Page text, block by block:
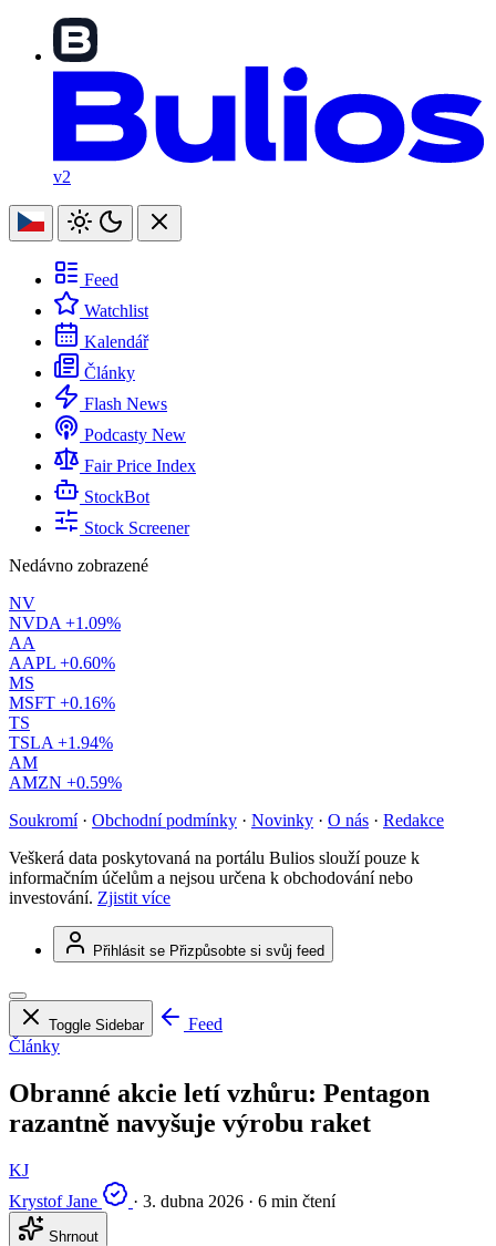
v2
Feed
Watchlist
Kalendář
Články
Flash News
Podcasty New
Fair Price Index
StockBot
Stock Screener
Nedávno zobrazené
NV
NVDA +1.09%
AA
AAPL +0.60%
MS
MSFT +0.16%
TS
TSLA +1.94%
AM
AMZN +0.59%
Soukromí · Obchodní podmínky · Novinky · O nás · Redakce
Veškerá data poskytovaná na portálu Bulios slouží pouze k
informačním účelům a nejsou určena k obchodování nebo
investování. Zjistit více
Přihlásit se Přizpůsobte si svůj feed
Toggle Sidebar
Feed
Články
Obranné akcie letí vzhůru: Pentagon
razantně navyšuje výrobu raket
KJ
Krystof Jane
· 3. dubna 2026 · 6 min čtení
Shrnout